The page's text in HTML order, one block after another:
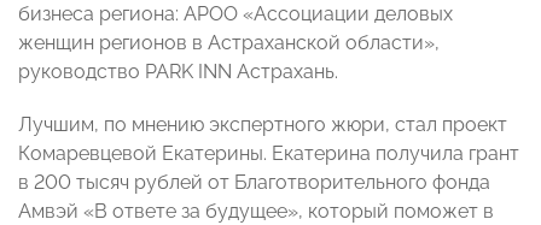
бизнеса региона: АРОО «Ассоциации деловых
женщин регионов в Астраханской области»,
руководство PARK INN Астрахань.
Лучшим, по мнению экспертного жюри, стал проект
Комаревцевой Екатерины. Екатерина получила грант
в 200 тысяч рублей от Благотворительного фонда
Амвэй «В ответе за будущее», который поможет в